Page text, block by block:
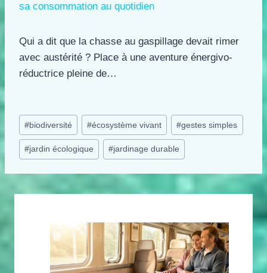
sa consommation au quotidien
Qui a dit que la chasse au gaspillage devait rimer
avec austérité ? Place à une aventure énergivo-
réductrice pleine de…
Étiquettes
de
la
#biodiversité #écosystème vivant #gestes simples
#jardin écologique #jardinage durable